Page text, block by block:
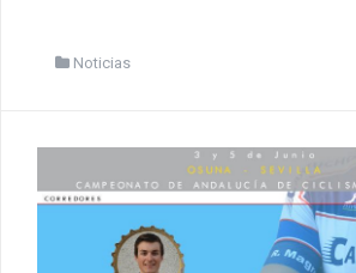
Noticias